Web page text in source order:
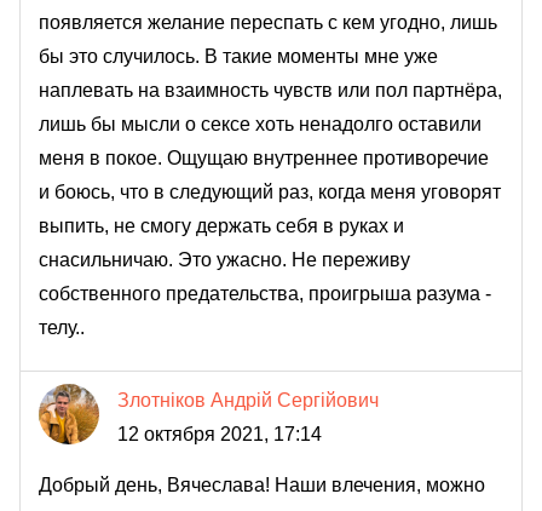
появляется желание переспать с кем угодно, лишь
бы это случилось. В такие моменты мне уже
наплевать на взаимность чувств или пол партнёра,
лишь бы мысли о сексе хоть ненадолго оставили
меня в покое. Ощущаю внутреннее противоречие
и боюсь, что в следующий раз, когда меня уговорят
выпить, не смогу держать себя в руках и
снасильничаю. Это ужасно. Не переживу
собственного предательства, проигрыша разума -
телу..
Злотніков Андрій Сергійович
12 октября 2021, 17:14
Добрый день, Вячеслава! Наши влечения, можно